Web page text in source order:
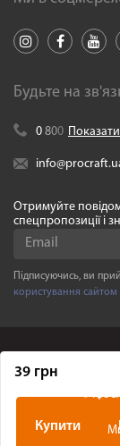
39 грн
Купити
Будьте на
0 800 Показати
Отримуйте
спецпропозиції і
Підписуючись, ви
користування сайтом
©